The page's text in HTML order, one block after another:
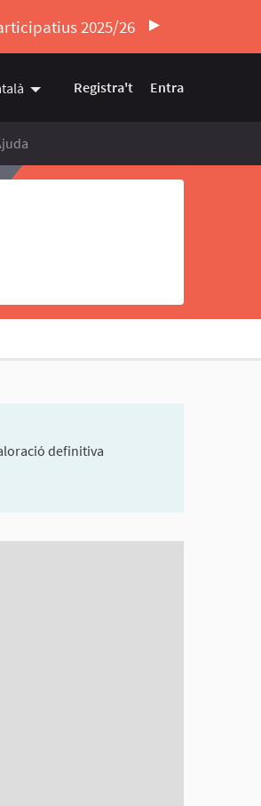
2025/26
Triar la llengua Elegir el idioma
Registra't Entra
definitiva
però pot ser difícil d'entendre.